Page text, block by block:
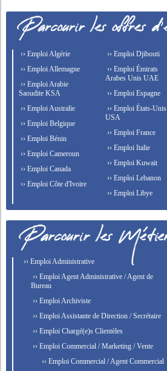
›› Emploi Algérie
›› Emploi Allemagne
›› Emploi Arabie
Saoudite KSA
›› Emploi Australie
›› Emploi Belgique
›› Emploi Bénin
›› Emploi Cameroun
›› Emploi Canada
›› Emploi Côte d'Ivoire
›› Emploi Djibouti
›› Emploi Émirats
Arabes Unis UAE
›› Emploi Espagne
›› Emploi États-Unis
USA
›› Emploi France
›› Emploi Italie
›› Emploi Kuwait
›› Emploi Lebanon
›› Emploi Libye
›› Emploi Administrative
›› Emploi Agent Administrative / Agent de
Bureau
›› Emploi Archiviste
›› Emploi Assistante de Direction / Secrétaire
›› Emploi Chargé(e)s Clientèles
›› Emploi Commercial / Marketing / Vente
›› Emploi Commercial / Agent Commercial